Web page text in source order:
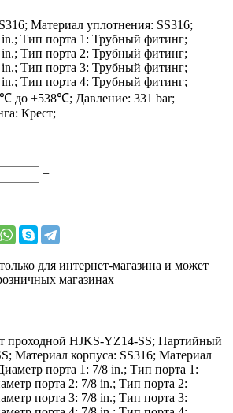
Материал уплотнения: SS316;
Тип порта 1: Трубный фитинг;
Тип порта 2: Трубный фитинг;
Тип порта 3: Трубный фитинг;
Тип порта 4: Трубный фитинг;
до +538℃; Давление: 331 bar;
Крест;
+
для интернет-магазина и может
магазинах
проходной HJKS-YZ14-SS; Партийный
Материал корпуса: SS316; Материал
порта 1: 7/8 in.; Тип порта 1:
порта 2: 7/8 in.; Тип порта 2:
порта 3: 7/8 in.; Тип порта 3: